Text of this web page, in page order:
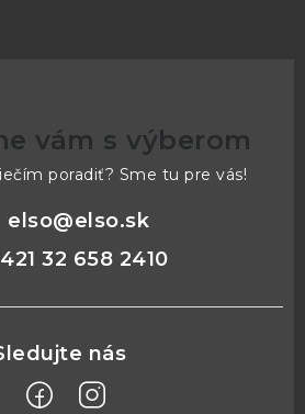
vám s výberom
poradiť? Sme tu pre vás!
elso@elso.sk
32 658 2410